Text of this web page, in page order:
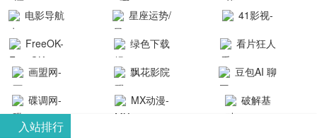
航-办公运营
院-哪吒影院
提供最新、
最全的高清
电影、电视
剧、动漫和
综艺节目免
费观看。平
画-官网
动漫综合
电影导航
- 免费看电影
就来这！ | 快
导航网-免费
看电影就来
这！收录大
星座运势/
最星座/美国
神婆星座网
41影视-
聚合最近好
看的电视剧
最新电影网
站-41影视为
FreeOK-
FreeOK影视
官网-最新影
视资源|追剧
也很卷
绿色下载
吧
看片狂人
- 高清视频资
源免费在线
观看
画盟网-
画师联盟官
网
_huashilm.com_
飘花影院
网
豆包AI 聊
天智能对话
网页版入口
碟调网-
碟调网为您
MX动漫-
破解基
入站排行